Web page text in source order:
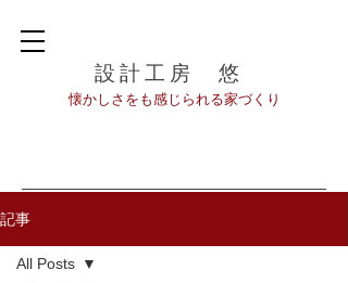
設計工房 悠
​懐かしさをも感じられる家づくり
記事
All Posts